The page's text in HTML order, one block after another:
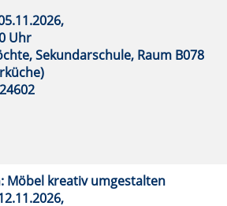
Uhr
Sekundarschule, Raum B078
Möbel kreativ umgestalten